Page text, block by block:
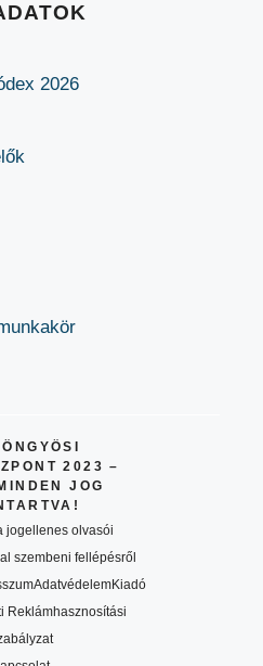
2026
2023 –
JOG
jogellenes olvasói
szembeni fellépésről
AdatvédelemKiadó
Reklámhasznosítási